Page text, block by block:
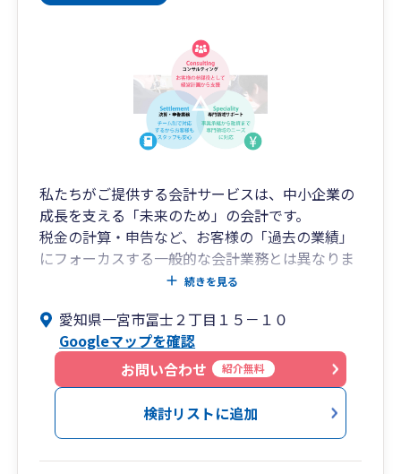
私たちがご提供する会計サービスは、中小企業の
成長を支える「未来のため」の会計です。
税金の計算・申告など、お客様の「過去の業績」
にフォーカスする一般的な会計業務とは異なりま
会計はあくまで手段です。
お客様の会社の成長という真の目的をしっかりと
見据え、経営者の皆様の思いに寄り添いながら、
理想の未来づくりをご支援します。
続きを見る
愛知県一宮市冨士２丁目１５－１０
Googleマップを確認
お問い合わせ
紹介無料
検討リストに追加